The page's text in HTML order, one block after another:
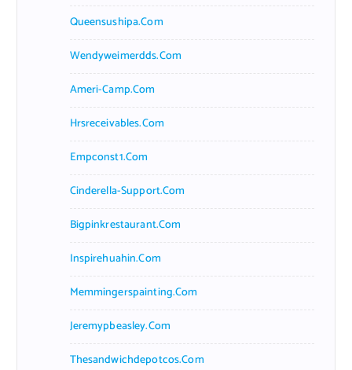
Queensushipa.com
Wendyweimerdds.com
Ameri-Camp.com
Hrsreceivables.com
Empconst1.com
Cinderella-Support.com
Bigpinkrestaurant.com
Inspirehuahin.com
Memmingerspainting.com
Jeremypbeasley.com
Thesandwichdepotcos.com